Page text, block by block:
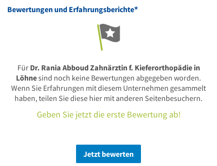
Bewertungen und Erfahrungsberichte*
Für Dr. Rania Abboud Zahnärztin f. Kieferorthopädie in
Löhnesind noch keine Bewertungen abgegeben worden.
Wenn Sie Erfahrungen mit diesem Unternehmen gesammelt
haben, teilen Sie diese hier mit anderen Seitenbesuchern.
Geben Sie jetzt die erste Bewertung ab!
Jetzt bewerten